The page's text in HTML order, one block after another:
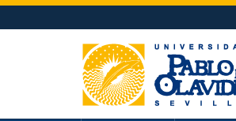
Ir al contenido principal de la página (alt +
Ir al pie de la página (alt + p)
Ir al menú principal (alt + u)